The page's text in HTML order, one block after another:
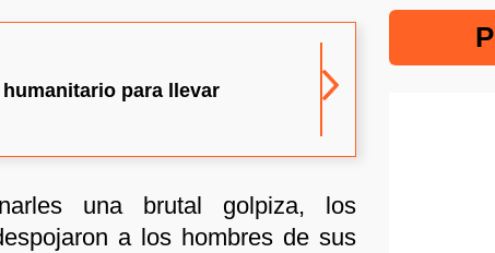
para llevar
una brutal golpiza, los
a los hombres de sus